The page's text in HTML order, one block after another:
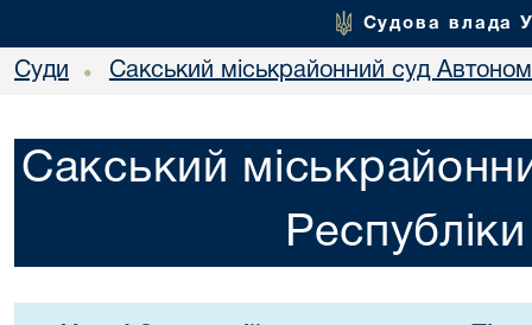
Судова влада
Суди • Сакський міськрайонний суд
Сакський